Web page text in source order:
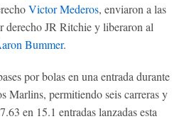
Victor Mederos, enviaron a las
derecho JR Ritchie y liberaron al
Bummer.
por bolas en una entrada durante
Marlins, permitiendo seis carreras y
en 15.1 entradas lanzadas esta